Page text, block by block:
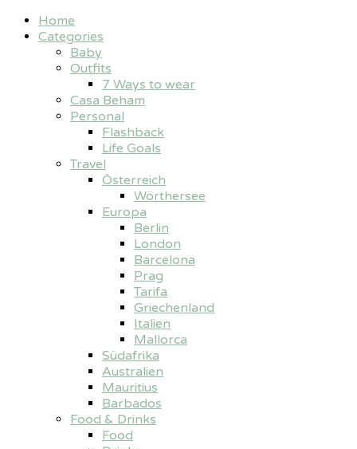
Home
Categories
Baby
Outfits
7 Ways to wear
Casa Beham
Personal
Flashback
Life Goals
Travel
Österreich
Wörthersee
Europa
Berlin
London
Barcelona
Prag
Tarifa
Griechenland
Italien
Mallorca
Südafrika
Australien
Mauritius
Barbados
Food & Drinks
Food